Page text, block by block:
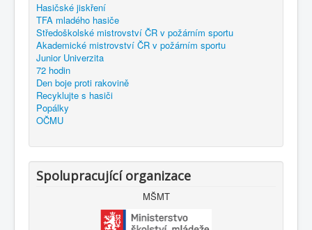
Hasičské jiskření
TFA mladého hasiče
Středoškolské mistrovství ČR v požárním sportu
Akademické mistrovství ČR v požárním sportu
Junior Univerzita
72 hodin
Den boje proti rakovině
Recyklujte s hasiči
Popálky
OČMU
Spolupracující organizace
MŠMT